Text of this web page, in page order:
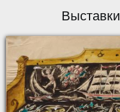
Выставки